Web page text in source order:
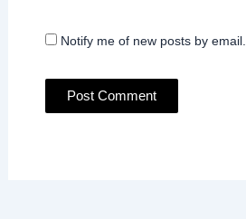
Notify me of new posts by email.